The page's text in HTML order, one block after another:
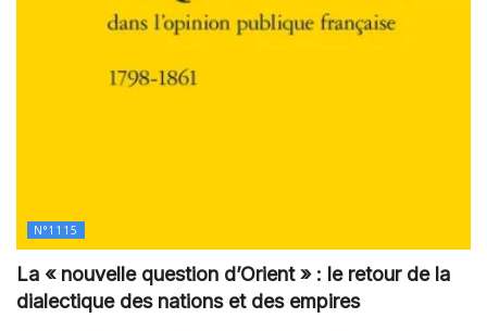
N°1115
La « nouvelle question d’Orient » : le retour de la
dialectique des nations et des empires